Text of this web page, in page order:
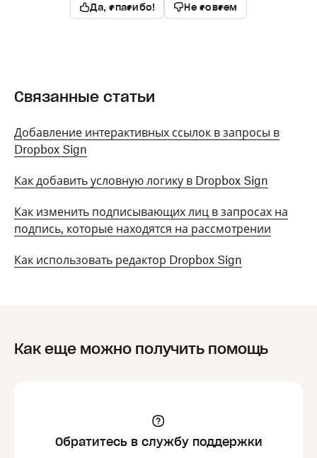
Да, спасибо! Не совсем
Связанные статьи
Добавление интерактивных ссылок в запросы в
Dropbox Sign
Как добавить условную логику в Dropbox Sign
Как изменить подписывающих лиц в запросах на
подпись, которые находятся на рассмотрении
Как использовать редактор Dropbox Sign
Как еще можно получить помощь
Обратитесь в службу поддержки